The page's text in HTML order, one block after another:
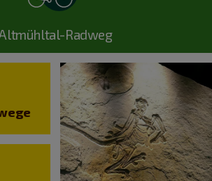
Radweg